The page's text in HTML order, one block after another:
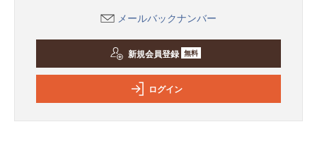
メールバックナンバー
新規会員登録 無料
ログイン